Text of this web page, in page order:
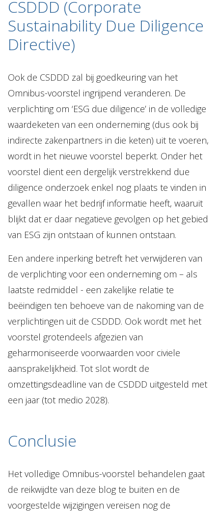
CSDDD (Corporate
Sustainability Due Diligence
Directive)
Ook de CSDDD zal bij goedkeuring van het
Omnibus-voorstel ingrijpend veranderen. De
verplichting om ‘ESG due diligence’ in de volledige
waardeketen van een onderneming (dus ook bij
indirecte zakenpartners in die keten) uit te voeren,
wordt in het nieuwe voorstel beperkt. Onder het
voorstel dient een dergelijk verstrekkend due
diligence onderzoek enkel nog plaats te vinden in
gevallen waar het bedrijf informatie heeft, waaruit
blijkt dat er daar negatieve gevolgen op het gebied
van ESG zijn ontstaan of kunnen ontstaan.
Een andere inperking betreft het verwijderen van
de verplichting voor een onderneming om – als
laatste redmiddel - een zakelijke relatie te
beëindigen ten behoeve van de nakoming van de
verplichtingen uit de CSDDD. Ook wordt met het
voorstel grotendeels afgezien van
geharmoniseerde voorwaarden voor civiele
aansprakelijkheid. Tot slot wordt de
omzettingsdeadline van de CSDDD uitgesteld met
een jaar (tot medio 2028).
Conclusie
Het volledige Omnibus-voorstel behandelen gaat
de reikwijdte van deze blog te buiten en de
voorgestelde wijzigingen vereisen nog de